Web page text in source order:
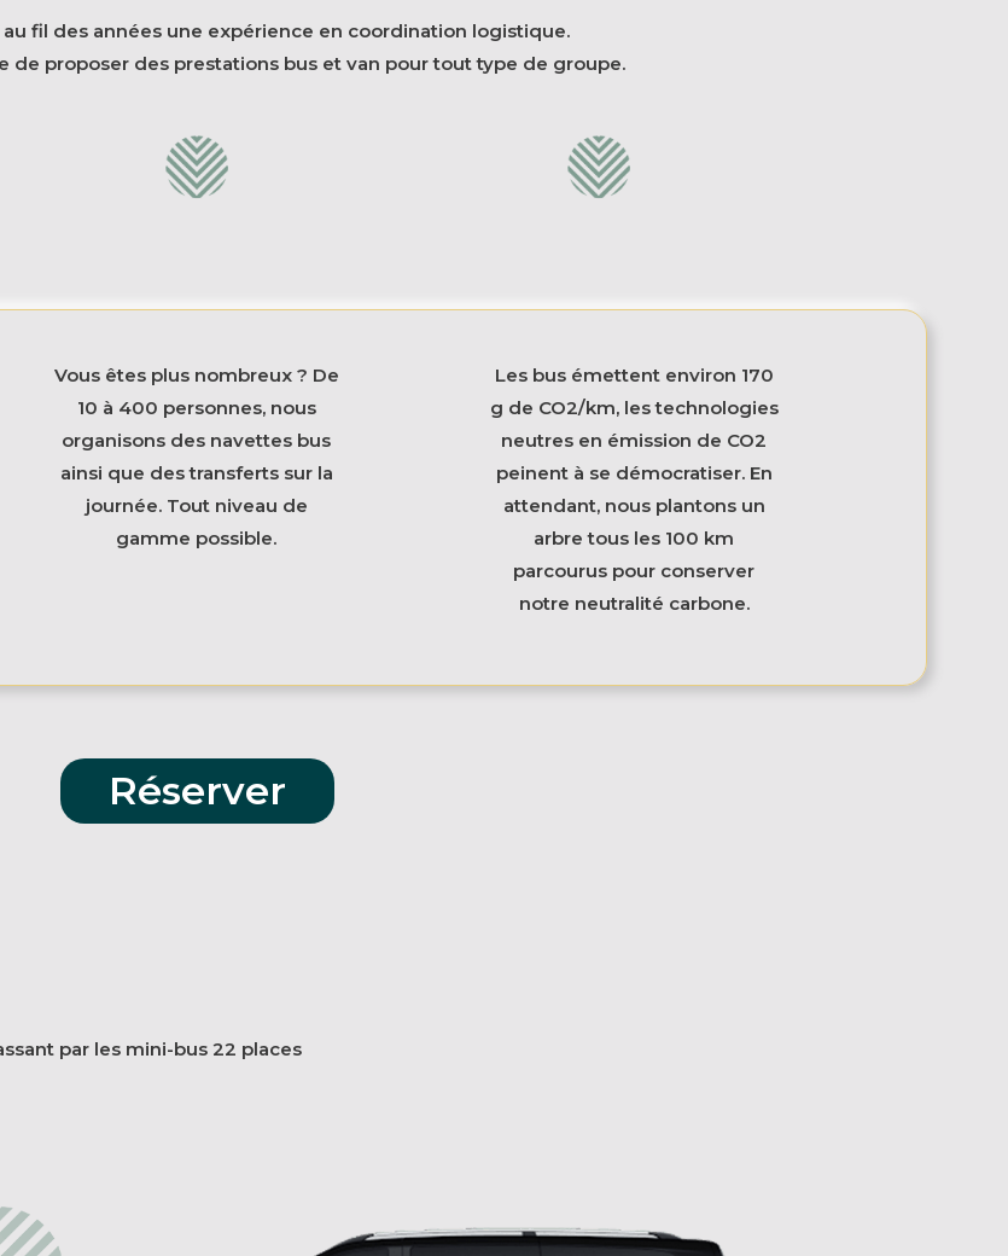
au fil des années une expérience en coordination logistique.
de proposer des prestations bus et van pour tout type de groupe.
Vous êtes plus nombreux ? De
10 à 400 personnes, nous
organisons des navettes bus
ainsi que des transferts sur la
journée. Tout niveau de
gamme possible.
Les bus émettent environ 170
g de CO2/km, les technologies
neutres en émission de CO2
peinent à se démocratiser. En
attendant, nous plantons un
arbre tous les 100 km
parcourus pour conserver
notre neutralité carbone.
Réserver
par les mini-bus 22 places